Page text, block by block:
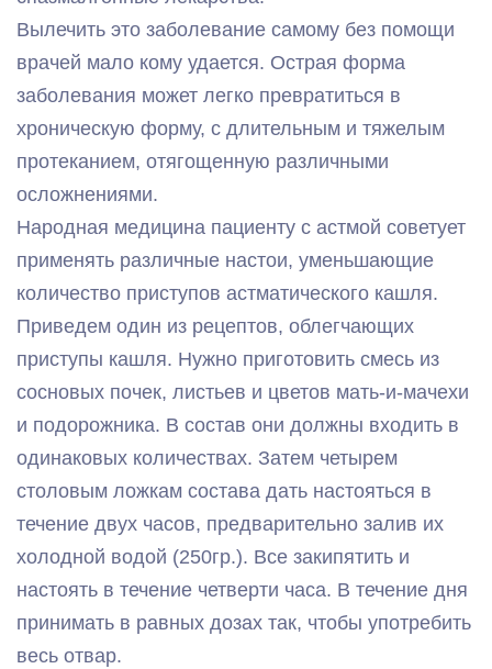
Вылечить это заболевание самому без помощи
врачей мало кому удается. Острая форма
заболевания может легко превратиться в
хроническую форму, с длительным и тяжелым
протеканием, отягощенную различными
осложнениями.
Народная медицина пациенту с астмой советует
применять различные настои, уменьшающие
количество приступов астматического кашля.
Приведем один из рецептов, облегчающих
приступы кашля. Нужно приготовить смесь из
сосновых почек, листьев и цветов мать-и-мачехи
и подорожника. В состав они должны входить в
одинаковых количествах. Затем четырем
столовым ложкам состава дать настояться в
течение двух часов, предварительно залив их
холодной водой (250гр.). Все закипятить и
настоять в течение четверти часа. В течение дня
принимать в равных дозах так, чтобы употребить
весь отвар.